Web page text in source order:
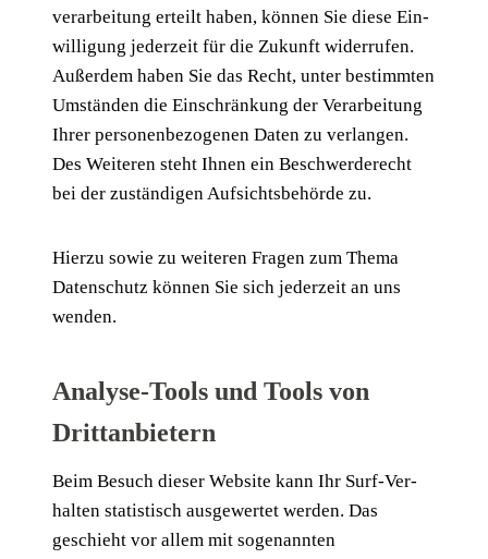
ver­ar­bei­tung erteilt haben, kön­nen Sie die­se Ein­
wil­li­gung jeder­zeit für die Zukunft wider­ru­fen.
Außer­dem haben Sie das Recht, unter bestimm­ten
Umstän­den die Ein­schrän­kung der Ver­ar­bei­tung
Ihrer per­so­nen­be­zo­ge­nen Daten zu ver­lan­gen.
Des Wei­te­ren steht Ihnen ein Beschwer­de­recht
bei der zustän­di­gen Auf­sichts­be­hör­de zu.
Hier­zu sowie zu wei­te­ren Fra­gen zum The­ma
Daten­schutz kön­nen Sie sich jeder­zeit an uns
wenden.
Analyse-Tools und Tools von
Drittanbietern
Beim Besuch die­ser Web­site kann Ihr Surf-Ver­
hal­ten sta­tis­tisch aus­ge­wer­tet wer­den. Das
geschieht vor allem mit soge­nann­ten